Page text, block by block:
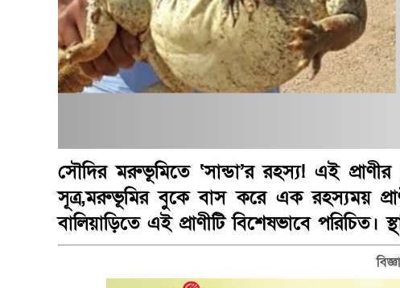
সৌদির মরুভূমিতে ‘সান্ডা’র রহস্য! এই
সূত্র,মরুভূমির বুকে বাস করে এক রহস্যময়
বালিয়াড়িতে এই প্রাণীটি বিশেষভাবে পরিচিত।